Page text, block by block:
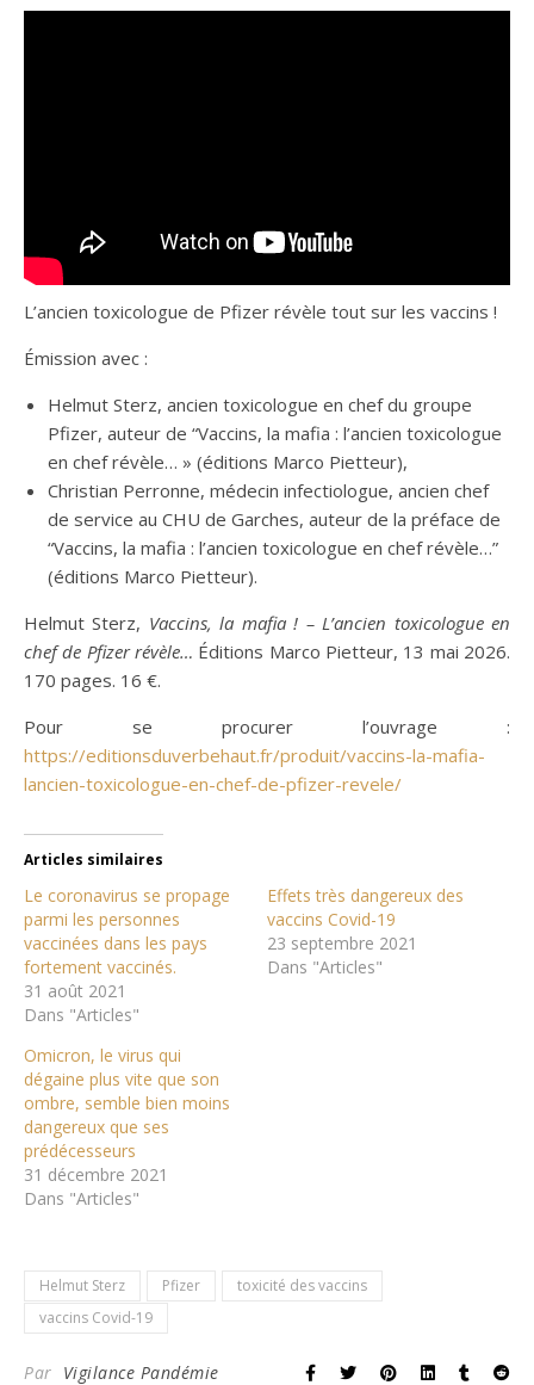
L’ancien toxicologue de Pfizer révèle tout sur les vaccins !
Émission avec :
Helmut Sterz, ancien toxicologue en chef du groupe
Pfizer, auteur de “Vaccins, la mafia : l’ancien toxicologue
en chef révèle… » (éditions Marco Pietteur),
Christian Perronne, médecin infectiologue, ancien chef
de service au CHU de Garches, auteur de la préface de
“Vaccins, la mafia : l’ancien toxicologue en chef révèle…”
(éditions Marco Pietteur).
Helmut Sterz, Vaccins, la mafia ! – L’ancien toxicologue en
chef de Pfizer révèle… Éditions Marco Pietteur, 13 mai 2026.
170 pages. 16 €.
Pour se procurer l’ouvrage :
https://editionsduverbehaut.fr/produit/vaccins-la-mafia-
lancien-toxicologue-en-chef-de-pfizer-revele/
Articles similaires
Le coronavirus se propage
parmi les personnes
vaccinées dans les pays
fortement vaccinés.
31 août 2021
Dans "Articles"
Effets très dangereux des
vaccins Covid-19
23 septembre 2021
Dans "Articles"
Omicron, le virus qui
dégaine plus vite que son
ombre, semble bien moins
dangereux que ses
prédécesseurs
31 décembre 2021
Dans "Articles"
Helmut Sterz Pfizer
toxicité des vaccins
vaccins Covid-19
Par Vigilance Pandémie